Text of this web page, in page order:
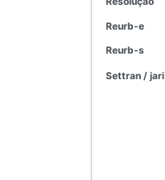
reurb-e
reurb-s
settran / jari